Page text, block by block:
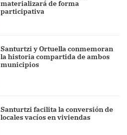
materializará de forma
participativa
Santurtzi y Ortuella conmemoran
la historia compartida de ambos
municipios
Santurtzi facilita la conversión de
locales vacíos en viviendas